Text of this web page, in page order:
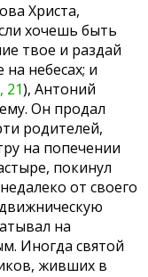
Христа,
хочешь быть
твое и раздай
небесах; и
21), Антоний
Он продал
родителей,
на попечении
покинул
от своего
на
Иногда святой
живших в